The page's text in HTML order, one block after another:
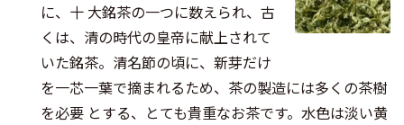
に、十 大銘茶の一つに数えられ、古
くは、清の時代の皇帝に献上されて
いた銘茶。清名節の頃に、新芽だけ
を一芯一葉で摘まれるため、茶の製造には多くの茶樹
を必要 とする、とても貴重なお茶です。水色は淡い黄